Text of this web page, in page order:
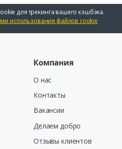
для трекинга вашего кэшбэка.
использования файлов cookie
Компания
О нас
Контакты
Вакансии
Делаем добро
Отзывы клиентов